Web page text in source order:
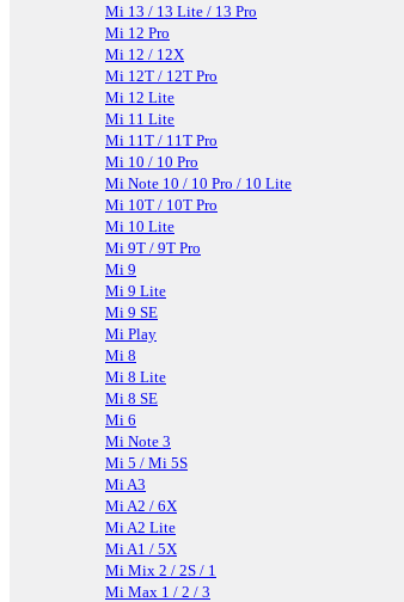
Mi 13 / 13 Lite / 13 Pro
Mi 12 Pro
Mi 12 / 12X
Mi 12T / 12T Pro
Mi 12 Lite
Mi 11 Lite
Mi 11T / 11T Pro
Mi 10 / 10 Pro
Mi Note 10 / 10 Pro / 10 Lite
Mi 10T / 10T Pro
Mi 10 Lite
Mi 9T / 9T Pro
Mi 9
Mi 9 Lite
Mi 9 SE
Mi Play
Mi 8
Mi 8 Lite
Mi 8 SE
Mi 6
Mi Note 3
Mi 5 / Mi 5S
Mi A3
Mi A2 / 6X
Mi A2 Lite
Mi A1 / 5X
Mi Mix 2 / 2S / 1
Mi Max 1 / 2 / 3